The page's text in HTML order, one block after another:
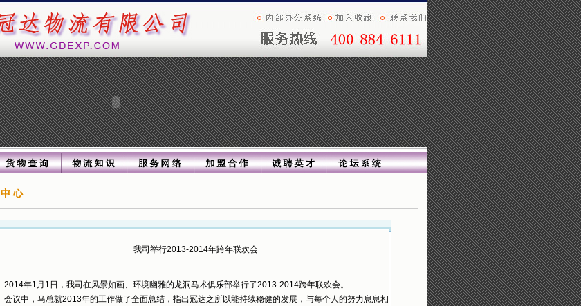
我司举行2013-2014年跨年联欢会
2014年1月1日，我司在风景如画、环境幽雅的龙洞马术俱乐部举行了2013-2014跨年联欢会。
会议中，马总就2013年的工作做了全面总结，指出冠达之所以能持续稳健的发展，与每个人的努力息息相